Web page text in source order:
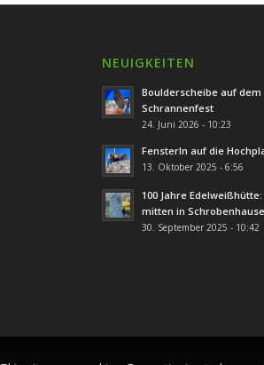
NEUIGKEITEN
Boulderscheibe auf dem
Schrannenfest
24. Juni 2026 - 10:23
Fensterln auf die
13. Oktober 2025 - 6:56
100 Jahre
mitten in
30. September 2025 - 10:42